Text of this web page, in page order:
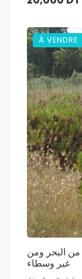
À VENDRE
البحر ومن
غير وسطاء